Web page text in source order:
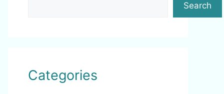
Search
Categories